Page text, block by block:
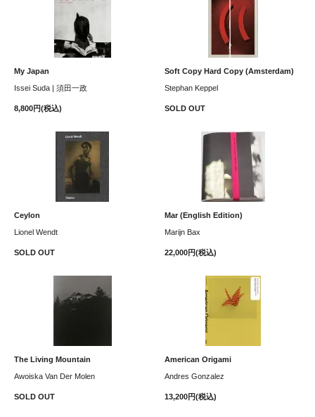
My Japan
Issei Suda | 須田一政
8,800円(税込)
Soft Copy Hard Copy (Amsterdam)
Stephan Keppel
SOLD OUT
Ceylon
Lionel Wendt
SOLD OUT
Mar (English Edition)
Marijn Bax
22,000円(税込)
The Living Mountain
Awoiska Van Der Molen
SOLD OUT
American Origami
Andres Gonzalez
13,200円(税込)